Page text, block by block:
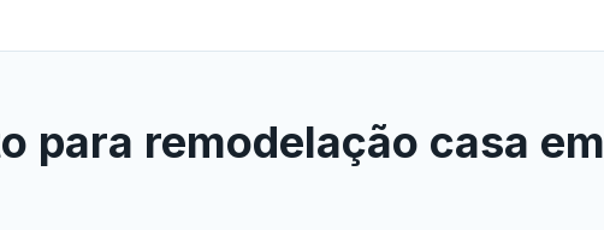
para remodelação casa em